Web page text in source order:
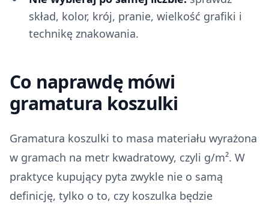
skład, kolor, krój, pranie, wielkość grafiki i
technikę znakowania.
Co naprawdę mówi
gramatura koszulki
Gramatura koszulki to masa materiału wyrażona
w gramach na metr kwadratowy, czyli g/m². W
praktyce kupujący pyta zwykle nie o samą
definicję, tylko o to, czy koszulka będzie